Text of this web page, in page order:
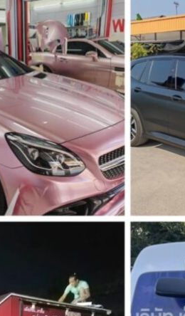
อร์ติดรถ
รถโฆษณา
อร์ติดรถตู้ทึบ
กอร์รถบัส
กอร์โฆษณาติดรถ
อร์ติดรถตู้
เกอร์ติดรถ
กอร์ติดรถกระบะ
อร์ติดรถ 4 ล้อ
อร์ติดรถ 6 ล้อ
กเกอร์ติดรถ10ล้อ
กอร์สะท้อนแสงติดรถ
อร์ไดคัทติดรถเฉพาะจุด